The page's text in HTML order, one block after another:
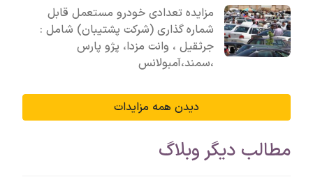
مزایده تعدادی خودرو مستعمل قابل
شماره گذاری (شرکت پشتیبان) شامل :
جرثقیل ، وانت مزدا، پژو پارس
،سمند،آمبولانس
دیدن همه مزایدات
مطالب دیگر وبلاگ